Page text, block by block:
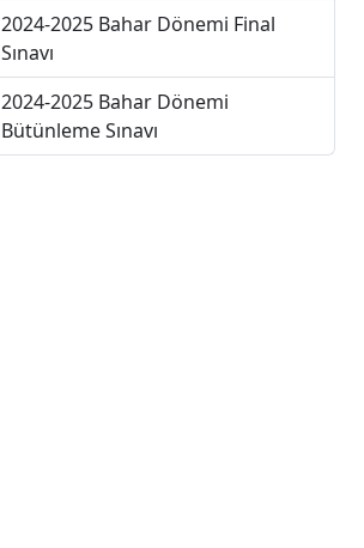
2024-2025 Bahar Dönemi Final
Sınavı
2024-2025 Bahar Dönemi
Bütünleme Sınavı